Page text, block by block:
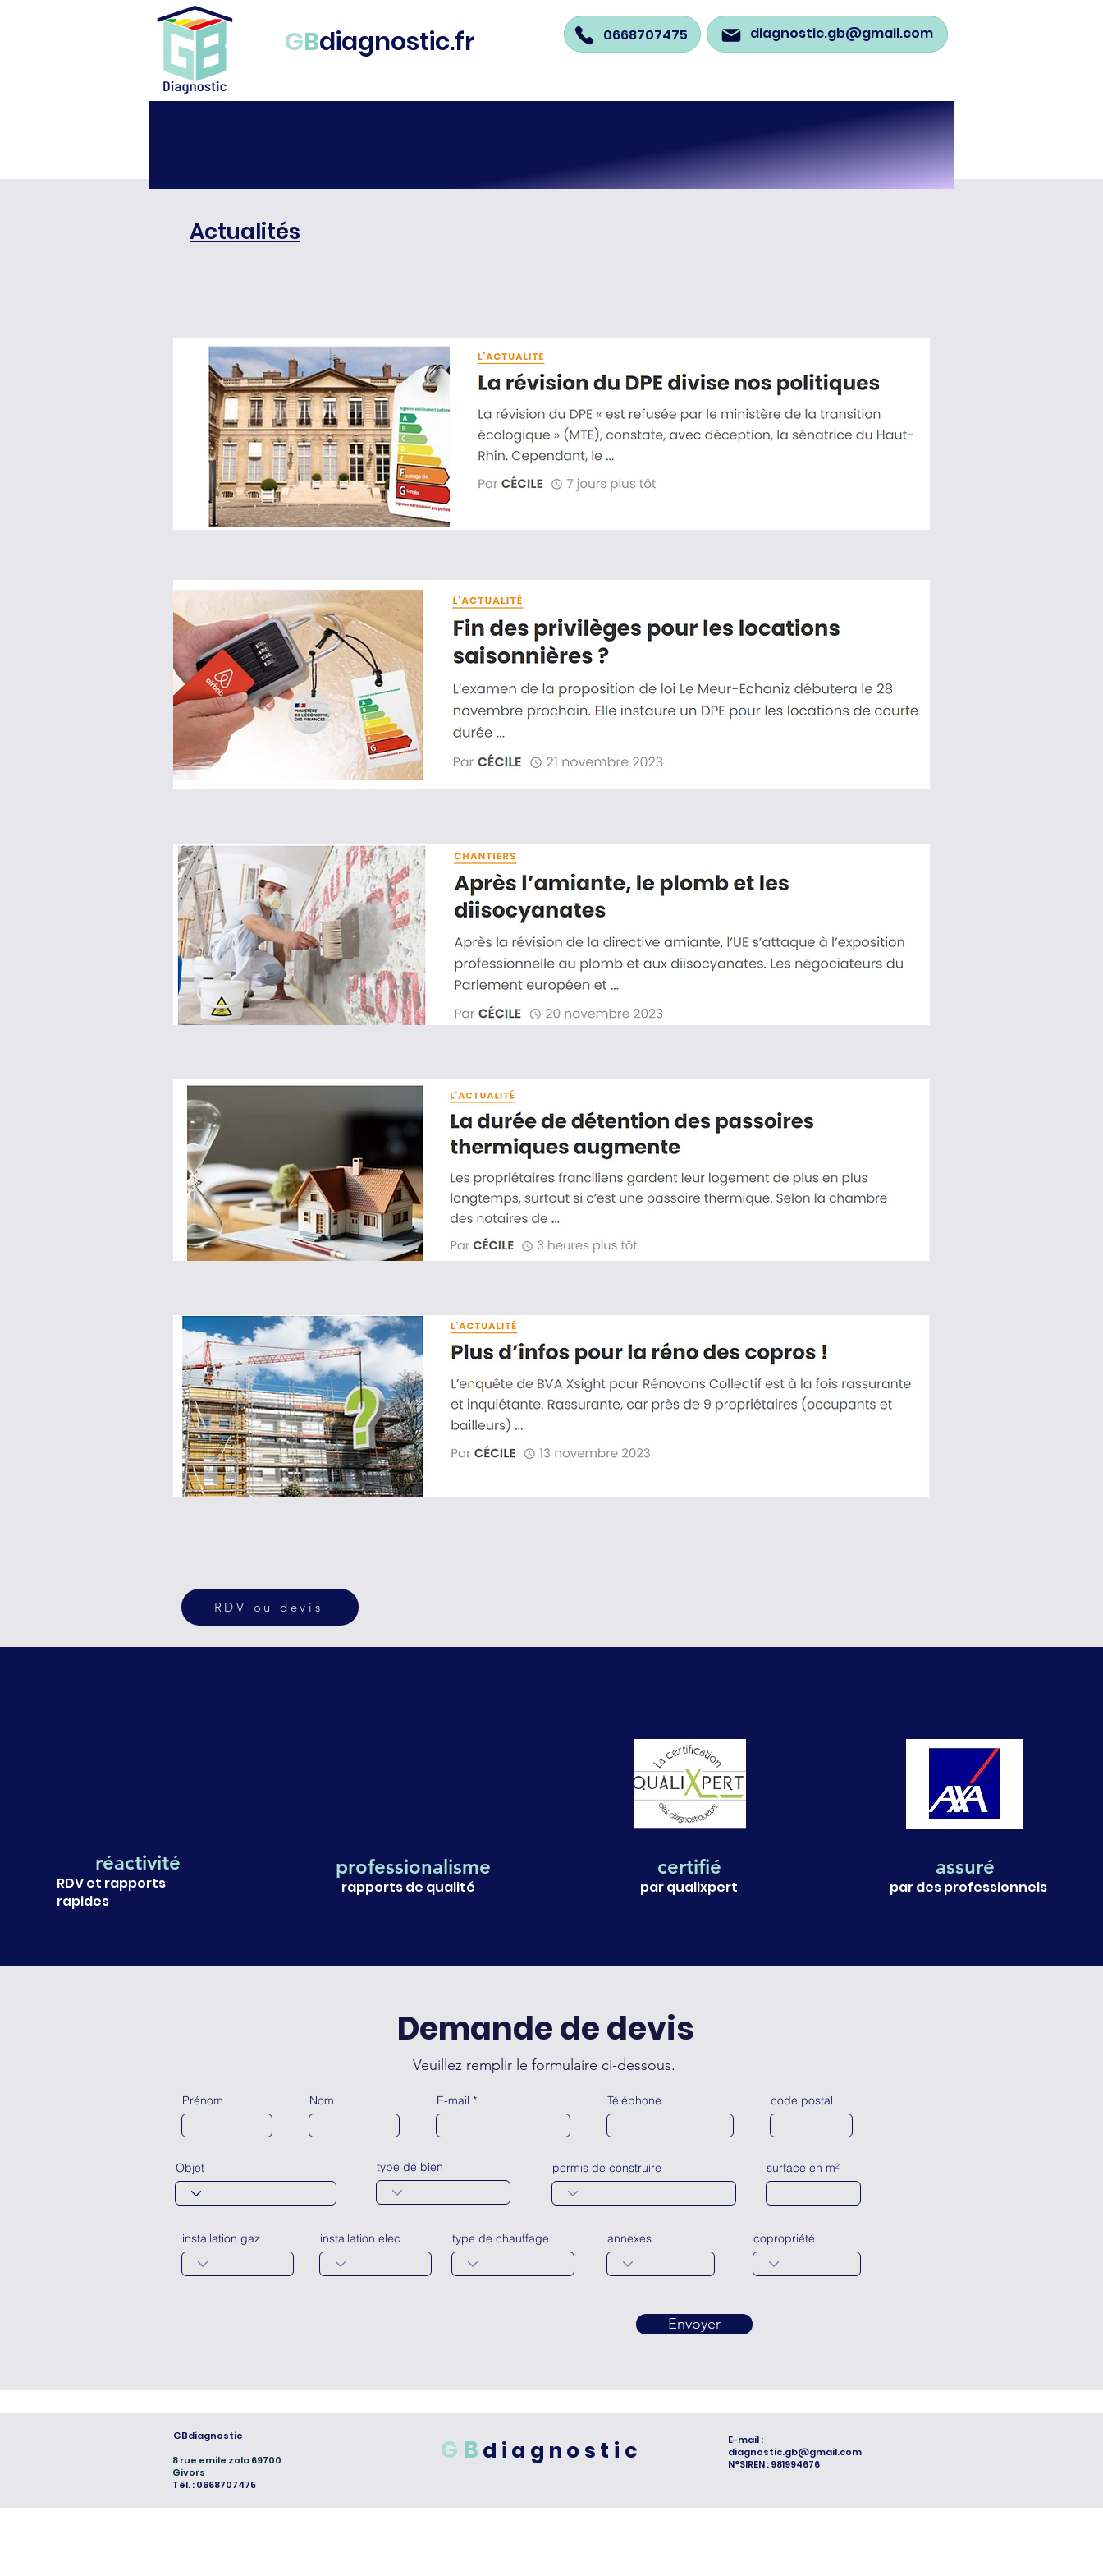
GBdiagnostic.fr 0668707475 diagnostic.gb@gmail.com
Devis Contact
Actualités
RDV ou devis
réactivité
RDV et rapports
rapides
professionalisme
rapports de qualité
certifié
par qualixpert
assuré
par des professionnels
Demande de devis
Veuillez remplir le formulaire ci-dessous.
Prénom Nom E-mail Téléphone
Objet type de bien permis de construire
installation gaz installation elec type de chauffage annexes
code postal
surface en m²
copropriété
Envoyer
GBdiagnostic
8 rue emile zola 69700
Givors
Tél. : 0668707475
G B diagnostic
E-mail :
diagnostic.gb@gmail.com
N°SIREN : 981994676